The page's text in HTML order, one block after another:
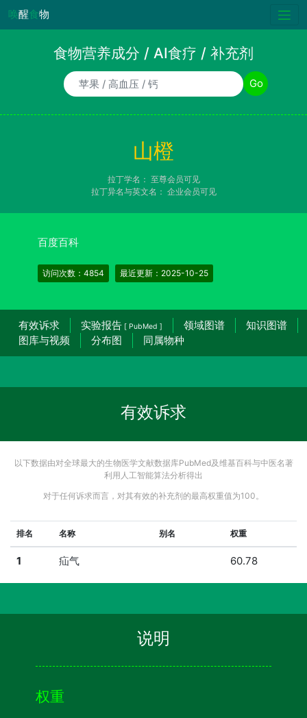
唤醒食物
食物营养成分 / AI食疗 / 补充剂
食物/AI食疗诉求/补充剂名称 Go
山橙
拉丁学名： 至尊会员可见
拉丁异名与英文名： 企业会员可见
百度百科
访问次数：4854 最近更新：2025-10-25
有效诉求 实验报告 [ PubMed ] 领域图谱
知识图谱
图库与视频
分布图 同属物种
有效诉求
以下数据由对全球最大的生物医学文献数据库PubMed及维基百科与中医名著
利用人工智能算法分析得出
对于任何诉求而言，对其有效的补充剂的最高权重值为100。
排名 名称 别名 权重
1 疝气 60.78
说明
权重